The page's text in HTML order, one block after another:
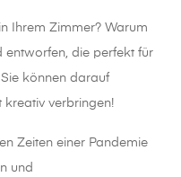
Ihrem Zimmer? Warum
entworfen, die perfekt für
können darauf
kreativ verbringen!
Zeiten einer Pandemie
und